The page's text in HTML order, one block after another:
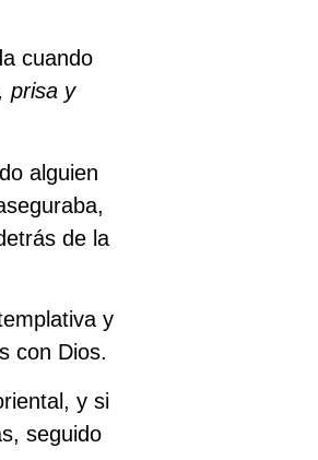
cuando
prisa y
alguien
de la
y
con Dios.
y si
seguido